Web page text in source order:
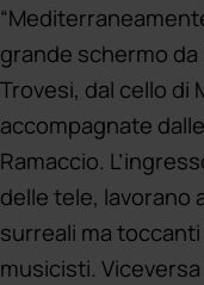
grande schermo da
Trovesi, dal cello di
accompagnate
Ramaccio.
delle tele, lavorano
surreali ma
musicisti.